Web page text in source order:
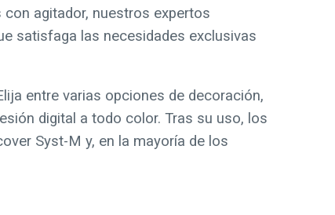
agitador, nuestros expertos
satisfaga las necesidades exclusivas
entre varias opciones de decoración,
digital a todo color. Tras su uso, los
Syst-M y, en la mayoría de los